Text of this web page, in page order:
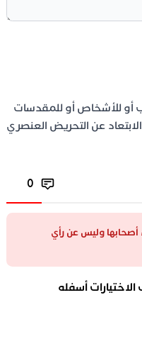
للأشخاص أو للمقدسات
عن التحريض العنصري
0
أصحابها وليس عن رأي
أسفله